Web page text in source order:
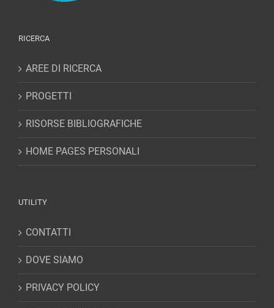
RICERCA
AREE DI RICERCA
PROGETTI
RISORSE BIBLIOGRAFICHE
HOME PAGES PERSONALI
UTILITY
CONTATTI
DOVE SIAMO
PRIVACY POLICY